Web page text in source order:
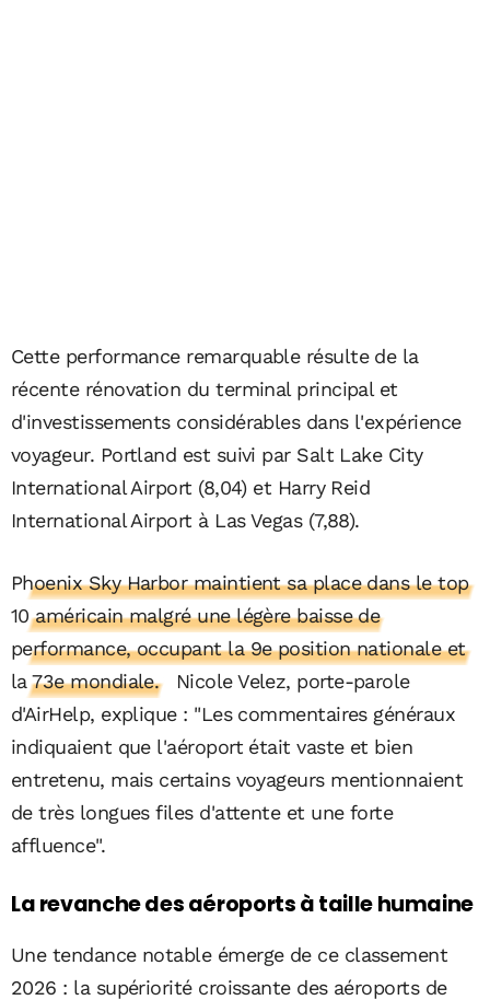
Cette performance remarquable résulte de la
récente rénovation du terminal principal et
d'investissements considérables dans l'expérience
voyageur. Portland est suivi par Salt Lake City
International Airport (8,04) et Harry Reid
International Airport à Las Vegas (7,88).
Phoenix Sky Harbor maintient sa place dans le top
10 américain malgré une légère baisse de
performance, occupant la 9e position nationale et
la 73e mondiale.
Nicole Velez, porte-parole
d'AirHelp, explique : "Les commentaires généraux
indiquaient que l'aéroport était vaste et bien
entretenu, mais certains voyageurs mentionnaient
de très longues files d'attente et une forte
affluence".
La revanche des aéroports à taille humaine
Une tendance notable émerge de ce classement
2026 : la supériorité croissante des aéroports de